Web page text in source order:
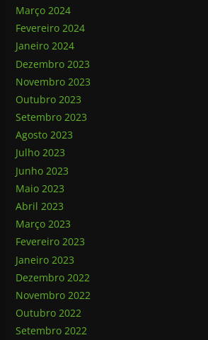
Março 2024
Fevereiro 2024
Janeiro 2024
Dezembro 2023
Novembro 2023
Outubro 2023
Setembro 2023
Agosto 2023
Julho 2023
Junho 2023
Maio 2023
Abril 2023
Março 2023
Fevereiro 2023
Janeiro 2023
Dezembro 2022
Novembro 2022
Outubro 2022
Setembro 2022